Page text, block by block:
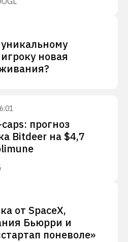
новая
прогноз
Bitdeer на $4,7
от SpaceX,
Бьюрри и
поневоле»